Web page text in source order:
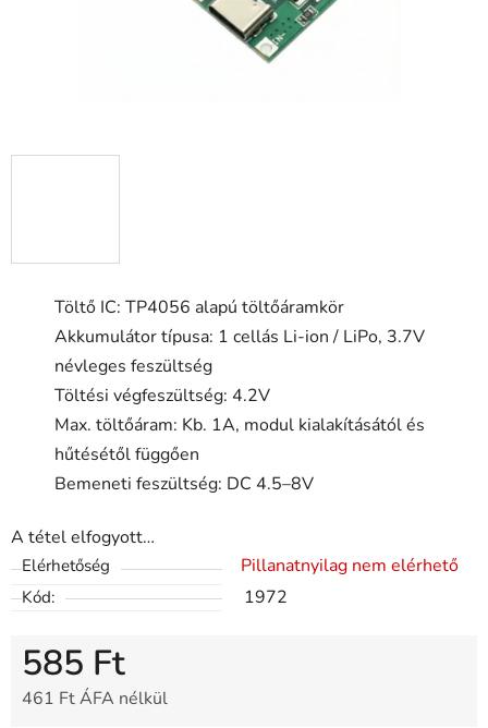
Töltő IC: TP4056 alapú töltőáramkör
Akkumulátor típusa: 1 cellás Li-ion / LiPo, 3.7V
névleges feszültség
Töltési végfeszültség: 4.2V
Max. töltőáram: Kb. 1A, modul kialakításától és
hűtésétől függően
Bemeneti feszültség: DC 4.5–8V
A tétel elfogyott…
Elérhetőség Pillanatnyilag nem elérhető
Kód: 1972
585 Ft
461 Ft ÁFA nélkül